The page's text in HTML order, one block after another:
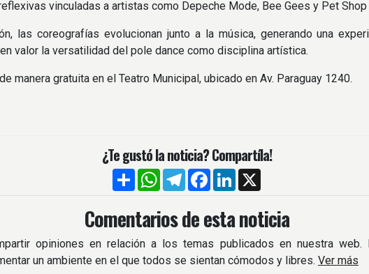
vinculadas a artistas como Depeche Mode, Bee Gees y Pet Shop
las coreografías evolucionan junto a la música, generando una
valor la versatilidad del pole dance como disciplina artística.
manera gratuita en el Teatro Municipal, ubicado en Av. Paraguay 1240.
¿Te gustó la noticia? Compartíla!
CompartirWhatsApp
TelegramFacebook
LinkedIn
Comentarios de esta noticia
opiniones en relación a los temas publicados en nuestra
un ambiente en el que todos se sientan cómodos y libres. Ver más